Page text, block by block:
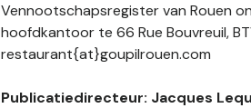
Vennootschapsregister van Rouen
hoofdkantoor te 66 Rue Bouvreuil,
restaurant{at}goupilrouen.com
Publicatiedirecteur: Jacques